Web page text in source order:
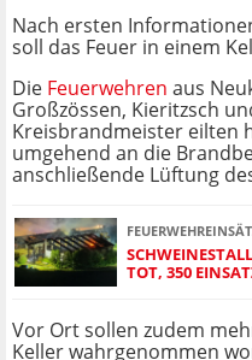
Nach ersten
soll das Feuer in einem
Die Feuerwehren aus
Großzössen, Kieritzsch
Kreisbrandmeister eilten
umgehend an die
anschließende Lüftung
TOT, 350
Vor Ort sollen zudem
Keller wahrgenommen